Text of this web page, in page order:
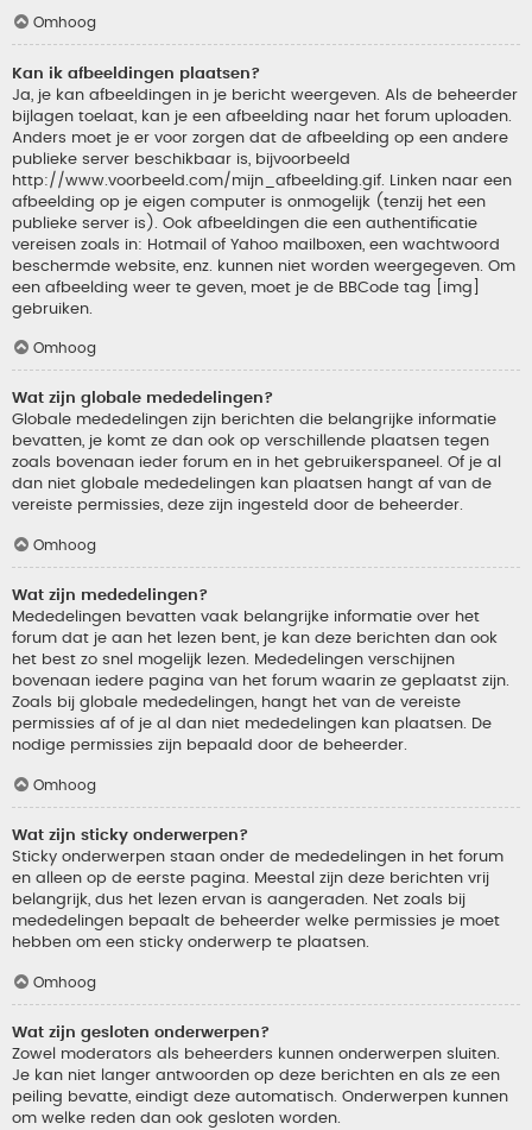
Omhoog
Kan ik afbeeldingen plaatsen?
Ja, je kan afbeeldingen in je bericht weergeven. Als de beheerder
bijlagen toelaat, kan je een afbeelding naar het forum uploaden.
Anders moet je er voor zorgen dat de afbeelding op een andere
publieke server beschikbaar is, bijvoorbeeld
http://www.voorbeeld.com/mijn_afbeelding.gif. Linken naar een
afbeelding op je eigen computer is onmogelijk (tenzij het een
publieke server is). Ook afbeeldingen die een authentificatie
vereisen zoals in: Hotmail of Yahoo mailboxen, een wachtwoord
beschermde website, enz. kunnen niet worden weergegeven. Om
een afbeelding weer te geven, moet je de BBCode tag [img]
gebruiken.
Omhoog
Wat zijn globale mededelingen?
Globale mededelingen zijn berichten die belangrijke informatie
bevatten, je komt ze dan ook op verschillende plaatsen tegen
zoals bovenaan ieder forum en in het gebruikerspaneel. Of je al
dan niet globale mededelingen kan plaatsen hangt af van de
vereiste permissies, deze zijn ingesteld door de beheerder.
Omhoog
Wat zijn mededelingen?
Mededelingen bevatten vaak belangrijke informatie over het
forum dat je aan het lezen bent, je kan deze berichten dan ook
het best zo snel mogelijk lezen. Mededelingen verschijnen
bovenaan iedere pagina van het forum waarin ze geplaatst zijn.
Zoals bij globale mededelingen, hangt het van de vereiste
permissies af of je al dan niet mededelingen kan plaatsen. De
nodige permissies zijn bepaald door de beheerder.
Omhoog
Wat zijn sticky onderwerpen?
Sticky onderwerpen staan onder de mededelingen in het forum
en alleen op de eerste pagina. Meestal zijn deze berichten vrij
belangrijk, dus het lezen ervan is aangeraden. Net zoals bij
mededelingen bepaalt de beheerder welke permissies je moet
hebben om een sticky onderwerp te plaatsen.
Omhoog
Wat zijn gesloten onderwerpen?
Zowel moderators als beheerders kunnen onderwerpen sluiten.
Je kan niet langer antwoorden op deze berichten en als ze een
peiling bevatte, eindigt deze automatisch. Onderwerpen kunnen
om welke reden dan ook gesloten worden.